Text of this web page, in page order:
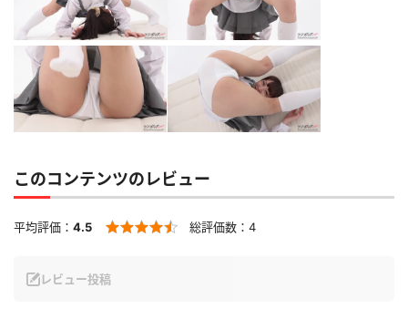
このコンテンツのレビュー
平均評価： 4.5 総評価数： 4
レビュー投稿